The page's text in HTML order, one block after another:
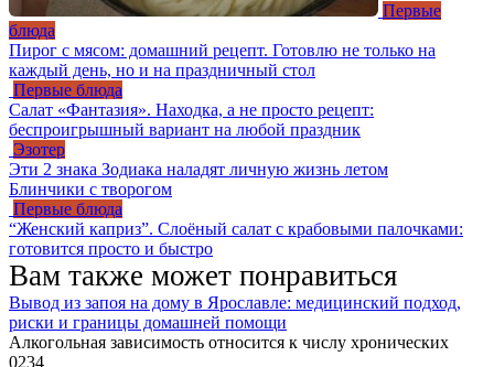
Первые
блюда
Пирог с мясом: домашний рецепт. Готовлю не только на
каждый день, но и на праздничный стол
Первые блюда
Салат «Фантазия». Находка, а не просто рецепт:
беспроигрышный вариант на любой праздник
Эзотер
Эти 2 знака Зодиака наладят личную жизнь летом
Блинчики с творогом
Первые блюда
“Женский каприз”. Слоёный салат с крабовыми палочками:
готовится просто и быстро
Вам также может понравиться
Вывод из запоя на дому в Ярославле: медицинский подход,
риски и границы домашней помощи
Алкогольная зависимость относится к числу хронических
0234